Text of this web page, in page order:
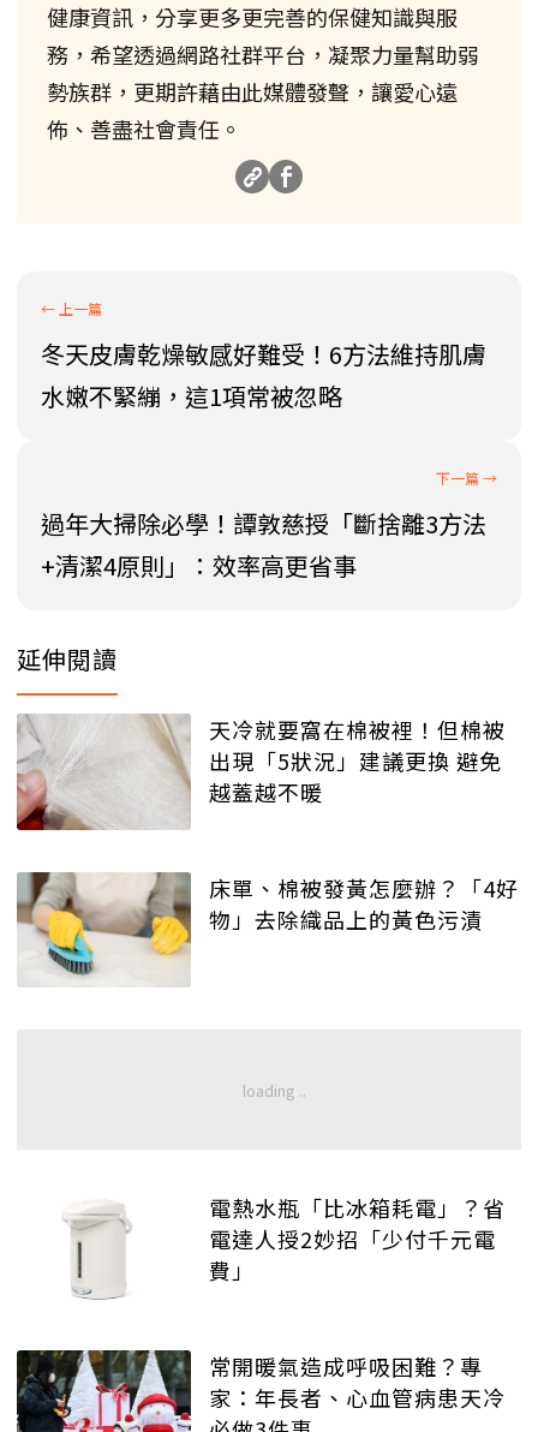
健康資訊，分享更多更完善的保健知識與服
務，希望透過網路社群平台，凝聚力量幫助弱
勢族群，更期許藉由此媒體發聲，讓愛心遠
佈、善盡社會責任。
冬天皮膚乾燥敏感好難受！6方法維持肌膚
水嫩不緊繃，這1項常被忽略
過年大掃除必學！譚敦慈授「斷捨離3方法
+清潔4原則」：效率高更省事
延伸閱讀
天冷就要窩在棉被裡！但棉被
出現「5狀況」建議更換 避免
越蓋越不暖
床單、棉被發黃怎麼辦？「4好
物」去除織品上的黃色污漬
電熱水瓶「比冰箱耗電」？省
電達人授2妙招「少付千元電
費」
常開暖氣造成呼吸困難？專
家：年長者、心血管病患天冷